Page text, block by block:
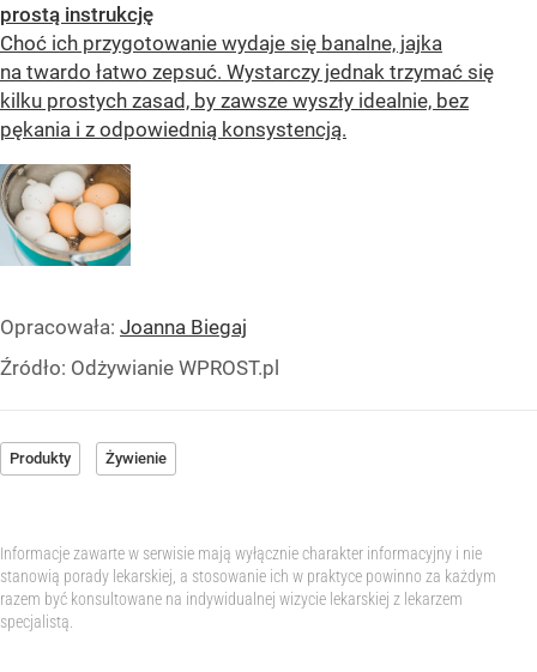
prostą instrukcję
Choć ich przygotowanie wydaje się banalne, jajka
na twardo łatwo zepsuć. Wystarczy jednak trzymać się
kilku prostych zasad, by zawsze wyszły idealnie, bez
pękania i z odpowiednią konsystencją.
Opracowała: Joanna Biegaj
Źródło: Odżywianie WPROST.pl
Produkty Żywienie
Informacje zawarte w serwisie mają wyłącznie charakter informacyjny i nie
stanowią porady lekarskiej, a stosowanie ich w praktyce powinno za każdym
razem być konsultowane na indywidualnej wizycie lekarskiej z lekarzem
specjalistą.